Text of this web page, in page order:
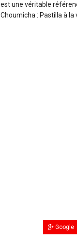
est une véritable
Choumicha : Pastilla à
Google